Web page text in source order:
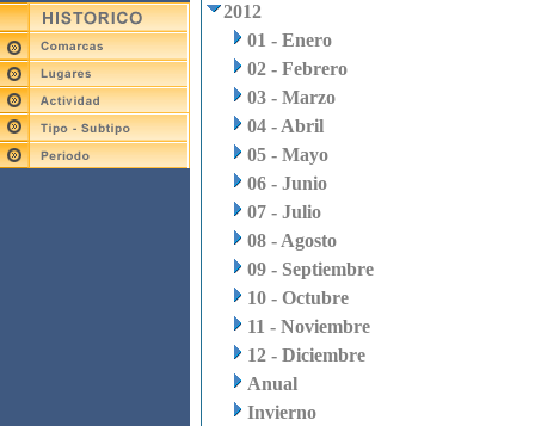
2012
01 - Enero
02 - Febrero
03 - Marzo
04 - Abril
05 - Mayo
06 - Junio
07 - Julio
08 - Agosto
09 - Septiembre
10 - Octubre
11 - Noviembre
12 - Diciembre
Anual
Invierno